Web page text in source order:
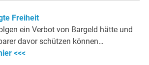
Freiheit
ein Verbot von Bargeld hätte und
davor schützen können…
<<<